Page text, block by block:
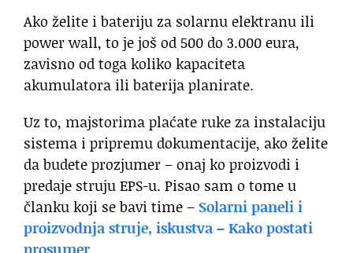
Ako želite i bateriju za solarnu elektranu ili
power wall, to je još od 500 do 3.000 eura,
zavisno od toga koliko kapaciteta
akumulatora ili baterija planirate.
Uz to, majstorima plaćate ruke za instalaciju
sistema i pripremu dokumentacije, ako želite
da budete prozjumer – onaj ko proizvodi i
predaje struju EPS-u. Pisao sam o tome u
članku koji se bavi time –Solarni paneli i
proizvodnja struje, iskustva – Kako postati